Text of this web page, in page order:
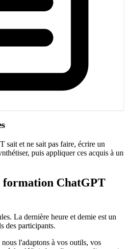
sait et ne sait pas faire, écrire un
puis appliquer ces acquis à un
formation ChatGPT
La dernière heure et demie est un
des participants.
l'adaptons à vos outils, vos